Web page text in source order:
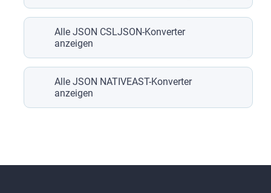
Alle JSON CSLJSON-Konverter
anzeigen
Alle JSON NATIVEAST-Konverter
anzeigen